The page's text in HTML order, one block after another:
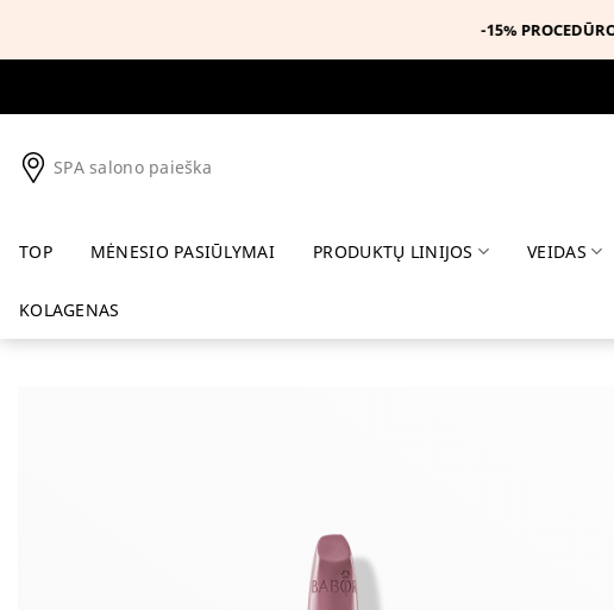
SPA salono paieška
TOP MĖNESIO PASIŪLYMAI PRODUKTŲ LINIJOS VEIDAS
KOLAGENAS